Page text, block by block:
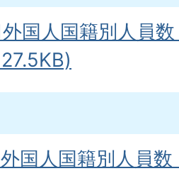
国人国籍別人員
国人国籍別人員